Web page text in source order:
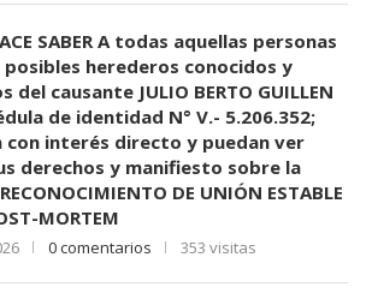
SABER A todas aquellas personas
posibles herederos conocidos y
del causante JULIO BERTO GUILLEN
de identidad N° V.- 5.206.352;
con interés directo y puedan ver
derechos y manifiesto sobre la
DE UNIÓN ESTABLE
MORTEM
0 comentarios 353 visitas